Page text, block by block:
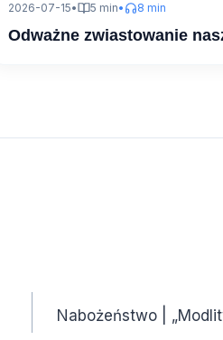
2026-07-15• 5 min• 8 min
Odważne zwiastowanie
Nabożeństwo |